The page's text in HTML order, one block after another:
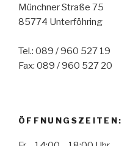
Münchner Straße 75
85774 Unterföhring
Tel.: 089 / 960 527 19
Fax: 089 / 960 527 20
ÖFFNUNGSZEITEN: